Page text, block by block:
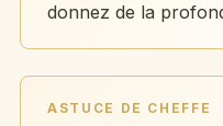
donnez de la
ASTUCE DE CHEFFE